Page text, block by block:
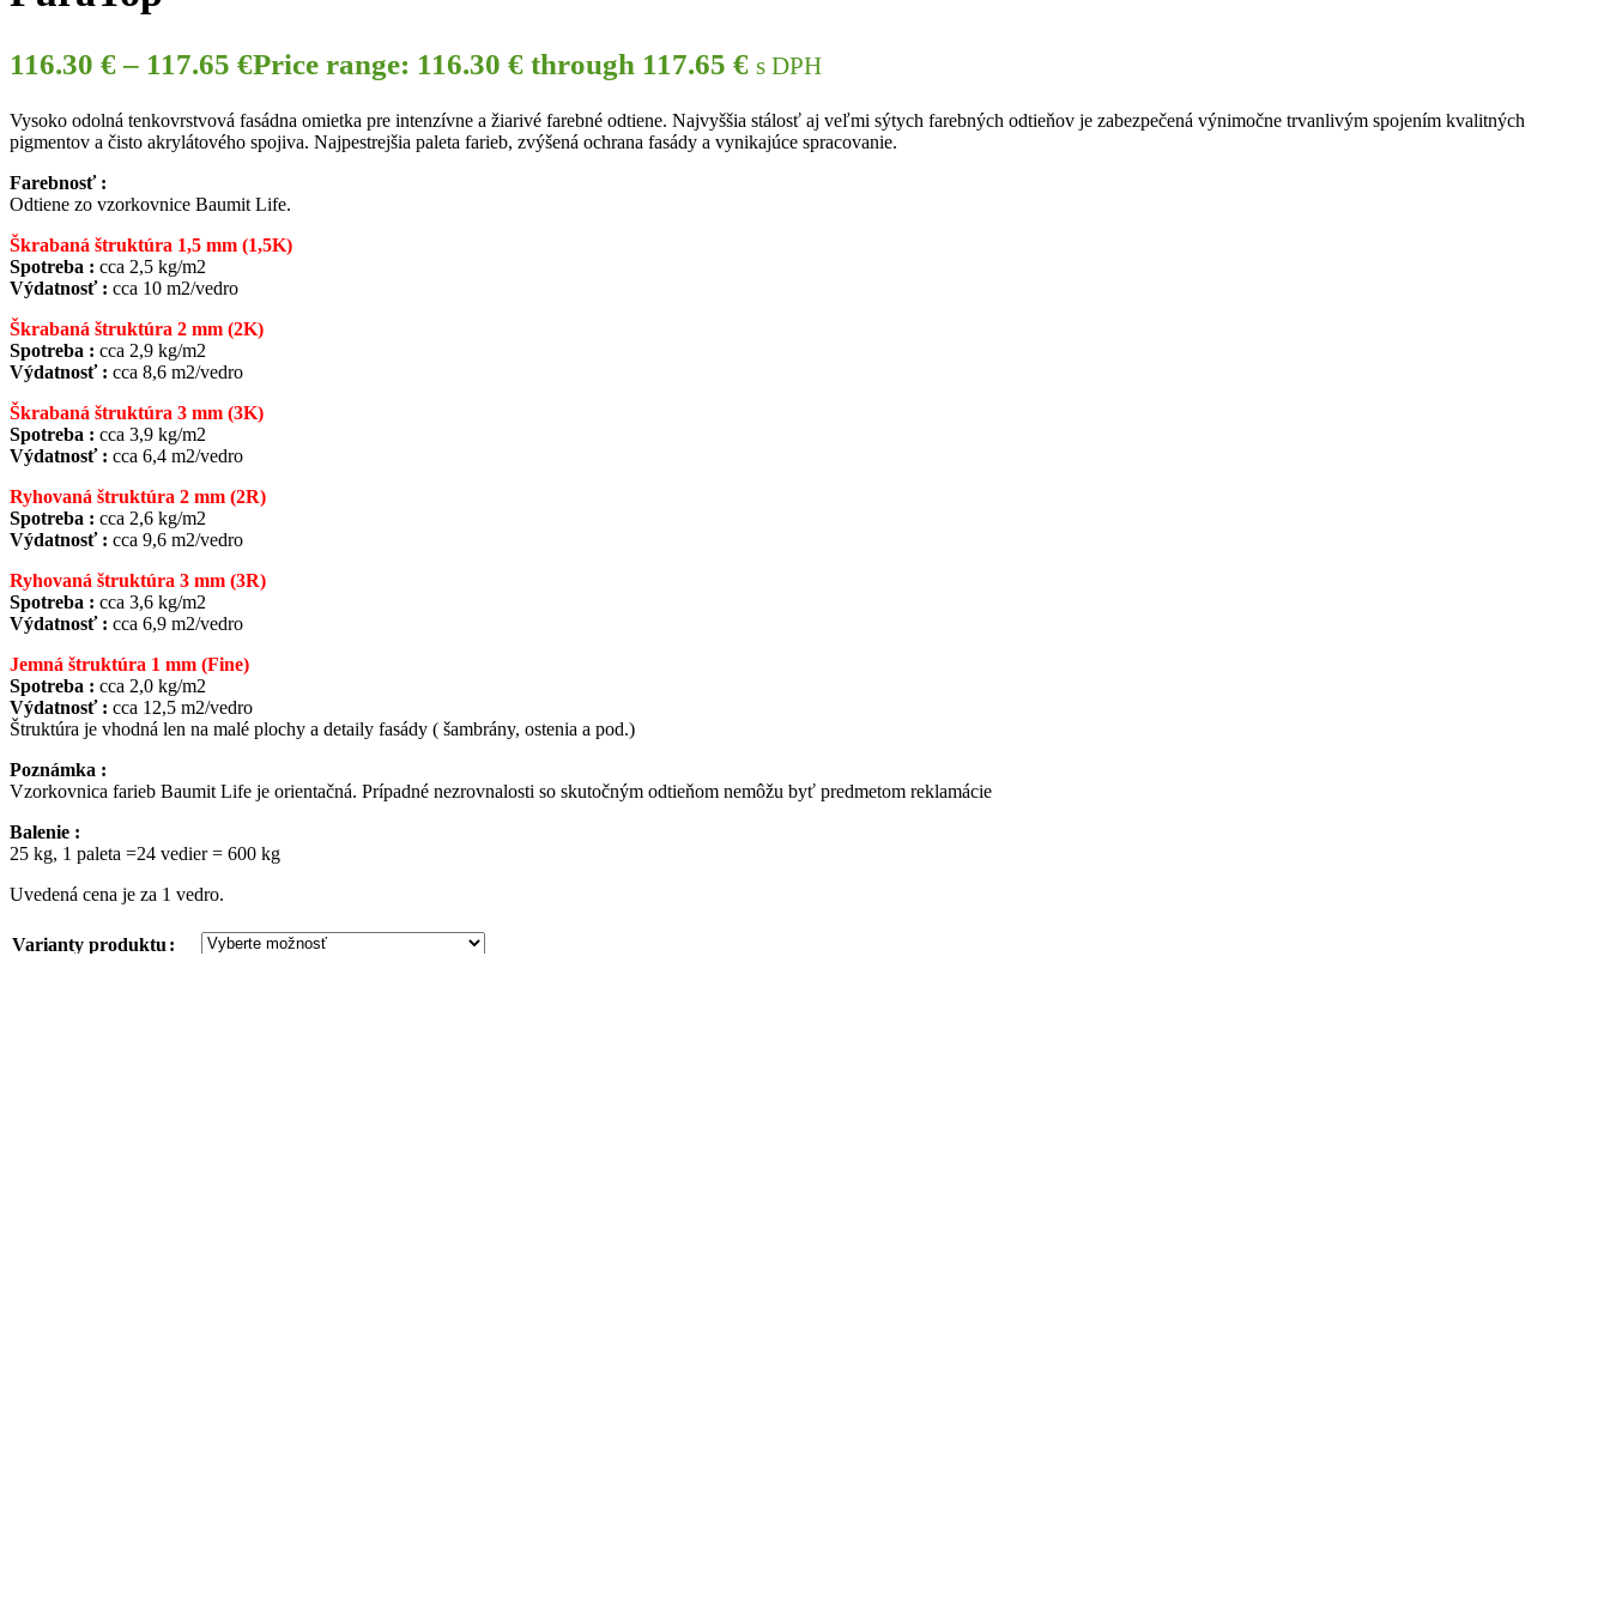
116.30 € – 117.65 €Price range: 116.30 € through 117.65 € s DPH
Vysoko odolná tenkovrstvová fasádna omietka pre intenzívne a žiarivé farebné odtiene. Najvyššia stálosť aj veľmi sýtych farebných odtieňov je zabezpečená výnimočne trvanlivým spojením kvalitných
pigmentov a čisto akrylátového spojiva. Najpestrejšia paleta farieb, zvýšená ochrana fasády a vynikajúce spracovanie.
Farebnosť :
Odtiene zo vzorkovnice Baumit Life.
Škrabaná štruktúra 1,5 mm (1,5K)
Spotreba : cca 2,5 kg/m2
Výdatnosť : cca 10 m2/vedro
Škrabaná štruktúra 2 mm (2K)
Spotreba : cca 2,9 kg/m2
Výdatnosť : cca 8,6 m2/vedro
Škrabaná štruktúra 3 mm (3K)
Spotreba : cca 3,9 kg/m2
Výdatnosť : cca 6,4 m2/vedro
Ryhovaná štruktúra 2 mm (2R)
Spotreba : cca 2,6 kg/m2
Výdatnosť : cca 9,6 m2/vedro
Ryhovaná štruktúra 3 mm (3R)
Spotreba : cca 3,6 kg/m2
Výdatnosť : cca 6,9 m2/vedro
Jemná štruktúra 1 mm (Fine)
Spotreba : cca 2,0 kg/m2
Výdatnosť : cca 12,5 m2/vedro
Štruktúra je vhodná len na malé plochy a detaily fasády ( šambrány, ostenia a pod.)
Poznámka :
Vzorkovnica farieb Baumit Life je orientačná. Prípadné nezrovnalosti so skutočným odtieňom nemôžu byť predmetom reklamácie
Balenie :
25 kg, 1 paleta =24 vedier = 600 kg
Uvedená cena je za 1 vedro.
Varianty produktu